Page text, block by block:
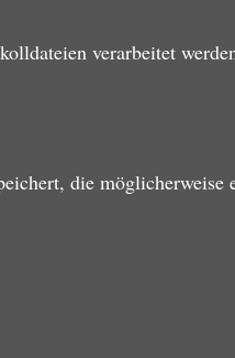
verarbeitet
die